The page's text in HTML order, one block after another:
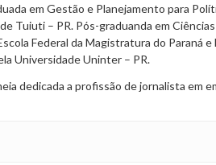
em Gestão e Planejamento para
Tuiuti – PR. Pós-graduanda em
Federal da Magistratura do Paraná
Universidade Uninter – PR.
dedicada a profissão de jornalista em